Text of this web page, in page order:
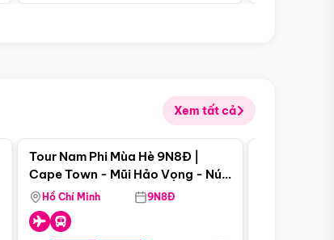
Xem tất cả
Điểm nổi bật
Tour Nam Phi Mùa Hè 9N8Đ |
Cape Town - Mũi Hảo Vọng - Núi
Bàn - Johannesburg - Pretoria -
Safari - Lodge
Hồ Chí Minh 9N8Đ